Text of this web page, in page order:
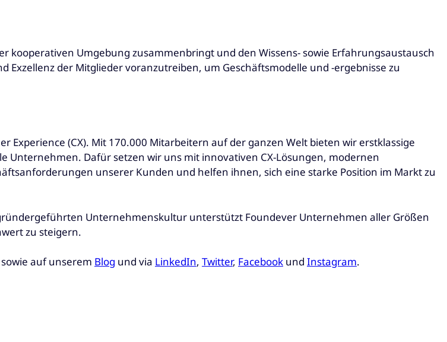
kooperativen Umgebung zusammenbringt und den Wissens- sowie Erfahrungsaustausch
der Mitglieder voranzutreiben, um Geschäftsmodelle und -ergebnisse zu
(CX). Mit 170.000 Mitarbeitern auf der ganzen Welt bieten wir erstklassige
Dafür setzen wir uns mit innovativen CX-Lösungen, modernen
unserer Kunden und helfen ihnen, sich eine starke Position im Markt zu
Unternehmenskultur unterstützt Foundever Unternehmen aller Größen
zu steigern.
sowie auf unserem Blog und via LinkedIn, Twitter, Facebook und Instagram.